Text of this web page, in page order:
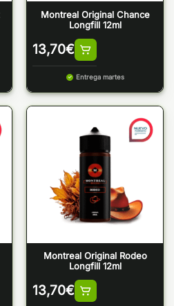
Montreal Original Chance
Longfill 12ml
13,70€
Entrega martes
Montreal Original Rodeo
Longfill 12ml
13,70€